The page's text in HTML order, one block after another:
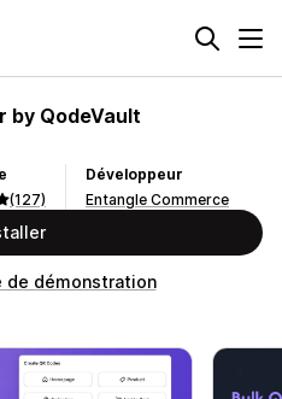
by QodeVault
(127)
Développeur
Entangle Commerce
de démonstration